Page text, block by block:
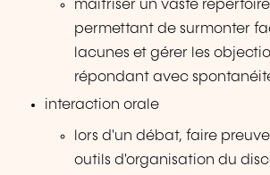
maîtriser un vaste
permettant de surmonter
lacunes et gérer les
répondant avec
interaction orale
lors d'un débat, faire
outils d'organisation du